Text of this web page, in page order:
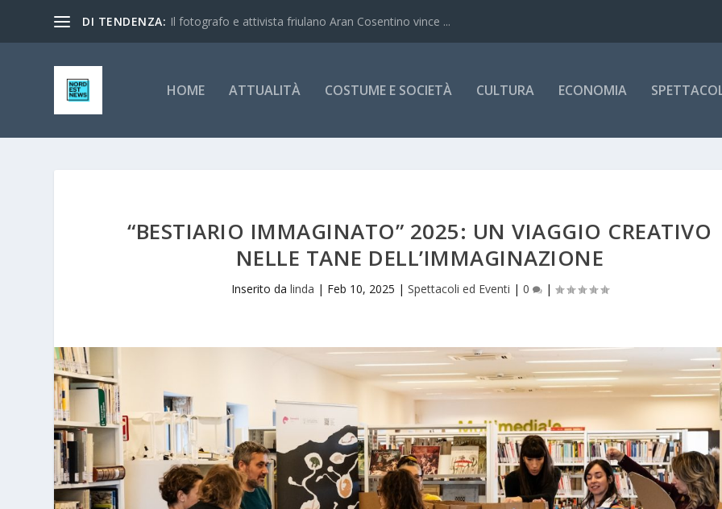
DI TENDENZA: Il fotografo e attivista friulano Aran Cosentino vince ...
HOME ATTUALITÀ COSTUME E SOCIETÀ CULTURA ECONOMIA
“BESTIARIO IMMAGINATO” 2025: UN VIAGGIO CREATIVO
NELLE TANE DELL’IMMAGINAZIONE
Inserito da linda | Feb 10, 2025 | Spettacoli ed Eventi | 0 |